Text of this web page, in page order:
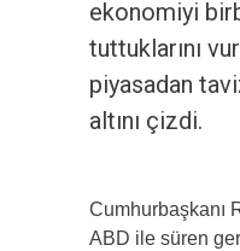
ekonomiyi
tuttuklarını
piyasadan
altını çizdi.
Cumhurbaşkanı
ABD ile süren